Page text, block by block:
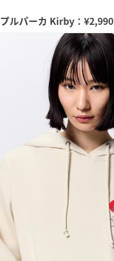
ルパーカ Kirby：¥2,990